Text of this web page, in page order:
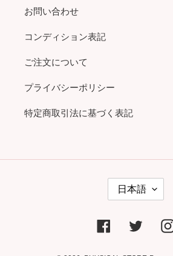
お問い合わせ
コンディション表記
ご注文について
プライバシーポリシー
特定商取引法に基づく表記
日本語
FacebookTwitter